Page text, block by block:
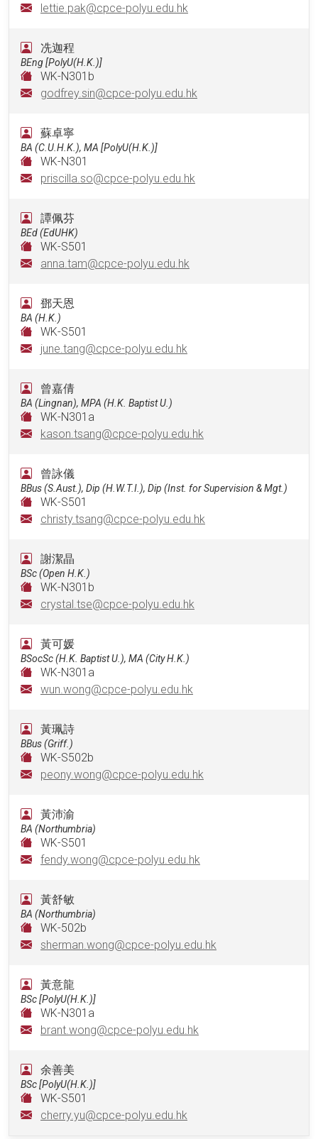
lettie.pak@cpce-polyu.edu.hk
冼迦程
BEng [PolyU(H.K.)]
WK-N301b
godfrey.sin@cpce-polyu.edu.hk
蘇卓寧
BA (C.U.H.K.), MA [PolyU(H.K.)]
WK-N301
priscilla.so@cpce-polyu.edu.hk
譚佩芬
BEd (EdUHK)
WK-S501
anna.tam@cpce-polyu.edu.hk
鄧天恩
BA (H.K.)
WK-S501
june.tang@cpce-polyu.edu.hk
曾嘉倩
BA (Lingnan), MPA (H.K. Baptist U.)
WK-N301a
kason.tsang@cpce-polyu.edu.hk
曾詠儀
BBus (S.Aust.), Dip (H.W.T.I.), Dip (Inst. for Supervision & Mgt.)
WK-S501
christy.tsang@cpce-polyu.edu.hk
謝潔晶
BSc (Open H.K.)
WK-N301b
crystal.tse@cpce-polyu.edu.hk
黃可媛
BSocSc (H.K. Baptist U.), MA (City H.K.)
WK-N301a
wun.wong@cpce-polyu.edu.hk
黃珮詩
BBus (Griff.)
WK-S502b
peony.wong@cpce-polyu.edu.hk
黃沛渝
BA (Northumbria)
WK-S501
fendy.wong@cpce-polyu.edu.hk
黃舒敏
BA (Northumbria)
WK-502b
sherman.wong@cpce-polyu.edu.hk
黃意龍
BSc [PolyU(H.K.)]
WK-N301a
brant.wong@cpce-polyu.edu.hk
余善美
BSc [PolyU(H.K.)]
WK-S501
cherry.yu@cpce-polyu.edu.hk